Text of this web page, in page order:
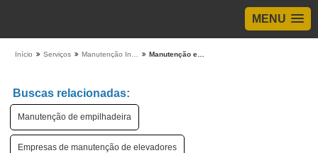
MENU
Início Serviços
Buscas relacionadas:
Manutenção de empilhadeira
Empresas de manutenção de elevadores